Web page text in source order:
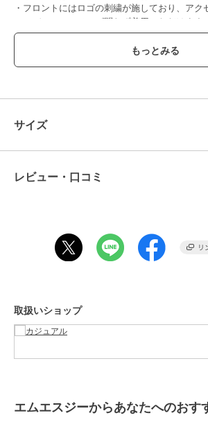
・フロントにはロゴの刺繍が施しており、アク
・レディース、メンズ問わず着用いただけます。
・ポリエステル100％素材を使用。
・通気性も良く、肌触りが滑らかで快適な着心
・色違いやペアで揃えるのもおすすめな5カラー
・同素材のスウェット（msg250186）と合わせ
デがおすすめ。
▼商品詳細
※商品特性、縫製や素材により同サイズでも、若
まうことを予めご了承ください。
ブランド エムエスジー
サイズ
レビュー・口コミ
取扱いショップ
エムエスジーからあなたへのおす